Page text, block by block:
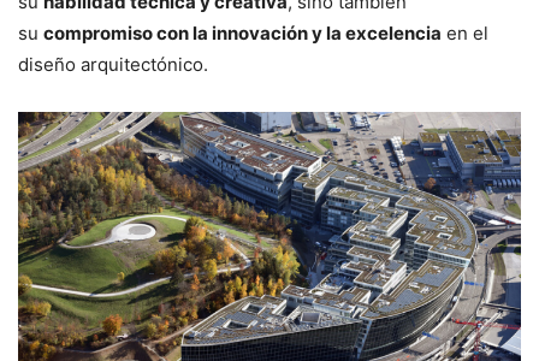
su compromiso con la innovación y la excelencia en el
diseño arquitectónico.